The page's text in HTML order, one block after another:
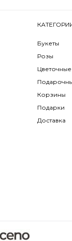
Букеты
Розы
Корзины
Подарки
Доставка